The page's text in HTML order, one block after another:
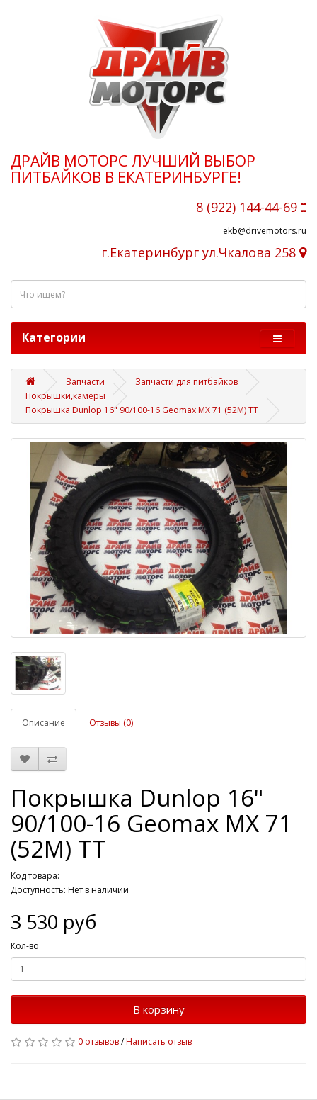
ДРАЙВ МОТОРС ЛУЧШИЙ ВЫБОР
ПИТБАЙКОВ В ЕКАТЕРИНБУРГЕ!
8 (922) 144-44-69
ekb@drivemotors.ru
г.Екатеринбург ул.Чкалова 258
Категории
Запчасти
Запчасти для питбайков
Покрышки,камеры
Покрышка Dunlop 16" 90/100-16 Geomax MX 71 (52M) TT
Описание Отзывы (0)
Покрышка Dunlop 16"
90/100-16 Geomax MX 71
(52M) TT
Код товара:
Доступность: Нет в наличии
3 530 руб
Кол-во
В корзину
0 отзывов/Написать отзыв